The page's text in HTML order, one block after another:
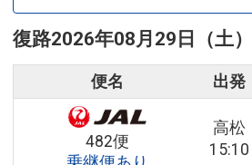
復路2026年08月29日（土）
便名 出発
482便
高松
15:10